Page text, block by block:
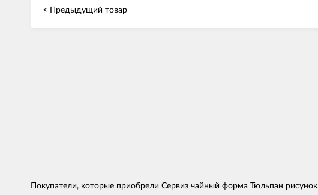
< Предыдущий товар
Покупатели, которые приобрели Сервиз чайный форма Тюльпан